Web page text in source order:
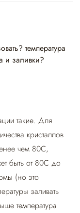
температура
и заливки?
такие. Для
кристаллов
чем 80С,
быть от 80С до
(но это
заливать
температура